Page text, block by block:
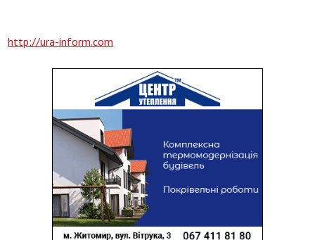
http://ura-inform.com